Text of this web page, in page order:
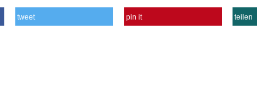
tweet pin it teilen